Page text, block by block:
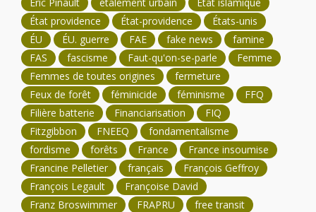
État providence
État-providence
États-unis
ÉU
ÉU. guerre FAE fake news
famine
FAS
fascisme Faut-qu'on-se-parle
Femme
Femmes de toutes origines
fermeture
Feux de forêt
féminicide féminisme
FFQ
Filière batterie
Financiarisation
FIQ
Fitzgibbon
FNEEQ
fondamentalisme
fordisme
forêts France
France insoumise
Francine Pelletier
français
François Geffroy
François Legault
Françoise David
Franz Broswimmer
FRAPRU
free transit